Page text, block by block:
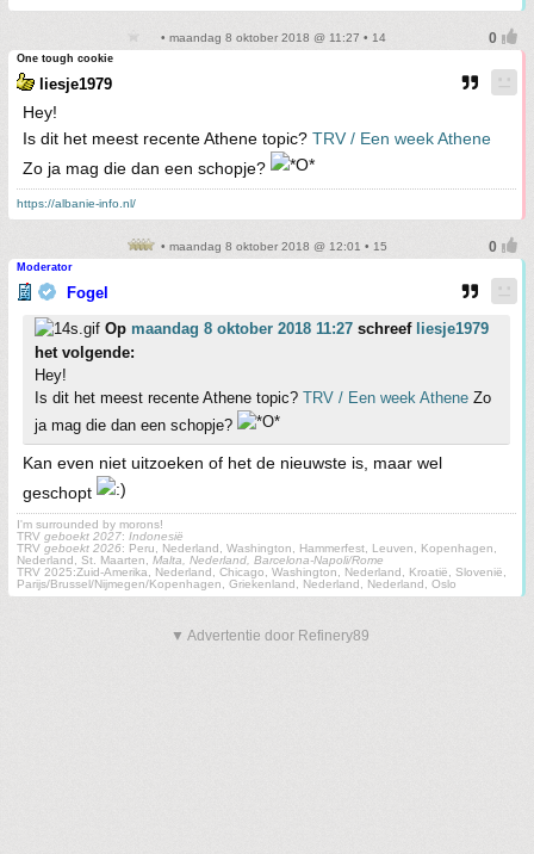
• maandag 8 oktober 2018 @ 11:27 • 14
One tough cookie
liesje1979
Hey!
Is dit het meest recente Athene topic? TRV / Een week Athene
Zo ja mag die dan een schopje?
https://albanie-info.nl/
• maandag 8 oktober 2018 @ 12:01 • 15
Moderator
Fogel
Op maandag 8 oktober 2018 11:27 schreef liesje1979
het volgende:
Hey!
Is dit het meest recente Athene topic? TRV / Een week Athene Zo
ja mag die dan een schopje?
Kan even niet uitzoeken of het de nieuwste is, maar wel
geschopt
I'm surrounded by morons!
TRV geboekt 2027: Indonesië
TRV geboekt 2026: Peru, Nederland, Washington, Hammerfest, Leuven, Kopenhagen,
Nederland, St. Maarten, Malta, Nederland, Barcelona-Napoli/Rome
TRV 2025:Zuid-Amerika, Nederland, Chicago, Washington, Nederland, Kroatië, Slovenië,
Parijs/Brussel/Nijmegen/Kopenhagen, Griekenland, Nederland, Nederland, Oslo
▼ Advertentie door Refinery89